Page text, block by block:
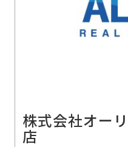
株式会社オー
店